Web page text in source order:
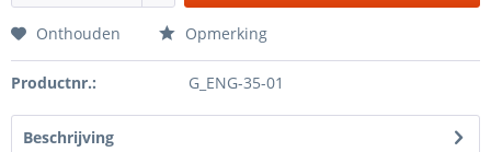
Onthouden Opmerking
Productnr.: G_ENG-35-01
Beschrijving